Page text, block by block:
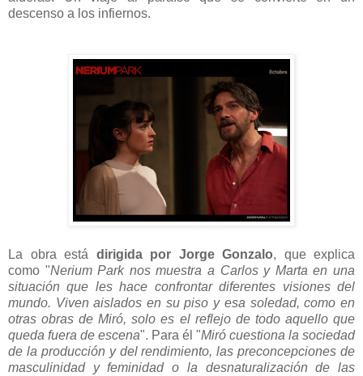
descenso a los infiernos.
La obra está dirigida por Jorge Gonzalo, que explica
como "Nerium Park nos muestra a Carlos y Marta en una
situación que les hace confrontar diferentes visiones del
mundo. Viven aislados en su piso y esa soledad, como en
otras obras de Miró, solo es el reflejo de todo aquello que
queda fuera de escena". Para él "Miró cuestiona la sociedad
de la producción y del rendimiento, las preconcepciones de
masculinidad y feminidad o la desnaturalización de las